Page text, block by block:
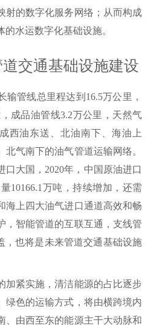
射的数字化服务网络；从而构成
水运数字化基础设施。
交通基础设施建设
输管线总里程达到16.5万公里，
成品油管线3.2万公里，天然气
西油东送、北油南下、海油上
气南下的油气管道运输网络。
口大国，2020年，中国原油进口
10166.1万吨，持续增加，还需
海上四大油气进口通道高效和畅
，智能管道的互联互通，支线管
，也将是未来管道交通基础设施
加紧实施，清洁能源的占比逐步
绿色的运输方式，将由横跨境内
、由西至东的能源主干大动脉和